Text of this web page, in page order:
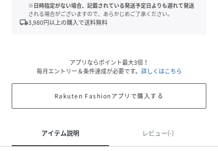
※日時指定がない場合、記載されている発送予定日よりも遅れて発送
される場合がございますので、あらかじめご了承ください。
local_shipping3,980円以上の購入で送料無料
アプリならポイント最大3倍！
毎月エントリー＆条件達成が必要です。 詳しくはこちら
Rakuten Fashionアプリで購入する
アイテム説明 レビュー(-)